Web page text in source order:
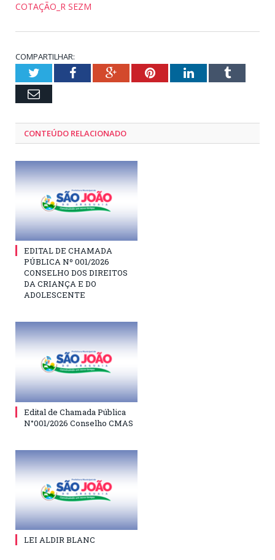
COTAÇÃO_R SEZM
COMPARTILHAR:
TwitterFacebookGoogle+PinterestLinkedInTumblr
Email
CONTEÚDO RELACIONADO
EDITAL DE CHAMADA
PÚBLICA Nº 001/2026
CONSELHO DOS DIREITOS
DA CRIANÇA E DO
ADOLESCENTE
Edital de Chamada Pública
N°001/2026 Conselho CMAS
LEI ALDIR BLANC